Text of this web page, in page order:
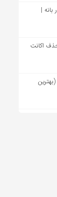
|
اکانت